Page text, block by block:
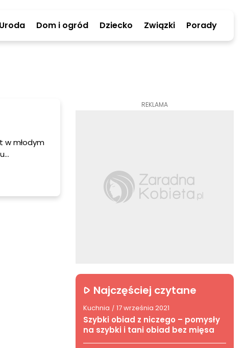
Uroda Dom i ogród Dziecko Związki Porady
w młodym
REKLAMA
Najczęściej czytane
Kuchnia / 17 września 2021
Szybki obiad z niczego – pomysły
na szybki i tani obiad bez mięsa